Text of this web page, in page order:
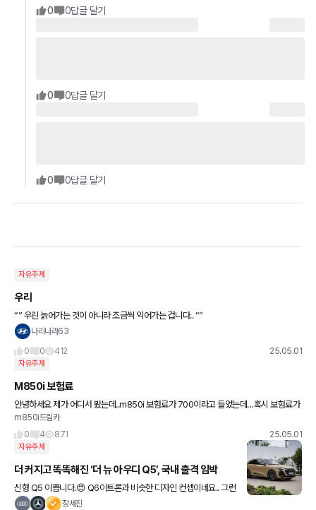
0 0답글 달기
0 0답글 달기
0 0답글 달기
자유주제
우리
“” 우린 늙어가는 것이 아니라 조금씩 익어가는 겁니다.. “”
나리나라63
0
0 412 25.05.01
자유주제
M850i 보험료
안녕하세요 제가 어디서 봤는데..m850i 보험료가 700이라고 들었는데…혹시 보험료가
얼마인지 궁금해서 여쭈어봅니다 ㅠㅠ 나이는41이고.. 경력은 20년정도입니다!! 혹시 저
하고 비슷한데 보험료
m850i드림카
0
4 871 25.05.01
자유주제
더 커지고 똑똑해진 ‘더 뉴 아우디 Q5’, 국내 출격 임박
신형 Q5 이쁩니다.😍 Q6이트론과 비슷한 디자인 컨셉이네요.. 그런
데... 이번엔 디젤모델만 들여오고.. 가솔린 모델은 좀 기다려야 오나
장세진